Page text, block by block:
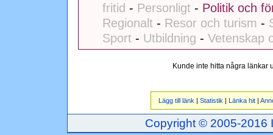
fritid - Personligt - Politik och
Regionalt - Resor och turism -
Sport - Utbildning - Vetenskap
Kunde inte hitta några länkar
Lägg till länk | Statistik | Länka hit|
Copyright © 2005-2016